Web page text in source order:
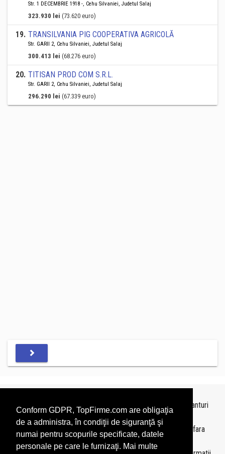
Conform GDPR, TopFirme.com are obligaţia
de a administra, în condiţii de siguranţă şi
numai pentru scopurile specificate, datele
personale pe care le furnizaţi. Mai multe
Str. 1 DECEMBRIE 1918 -, Cehu Silvaniei, Judetul Salaj
323.930 lei (73.620 euro)
19. TRANSILVANIA PIG COOPERATIVA AGRICOLĂ
Str. GARII 2, Cehu Silvaniei, Judetul Salaj
300.413 lei (68.276 euro)
20. TITISAN PROD COM S.R.L.
Str. GARII 2, Cehu Silvaniei, Judetul Salaj
296.290 lei (67.339 euro)
Topurile sunt realizate deTopFirme
pe baza ultimelor bilanturi
depuse si au scop informativ.
Este interzisa folosirea topurilor fara acordul TopFirme si fara
precizarea sursei.